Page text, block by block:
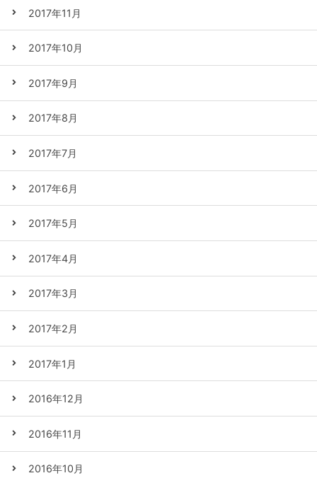
2017年11月
2017年10月
2017年9月
2017年8月
2017年7月
2017年6月
2017年5月
2017年4月
2017年3月
2017年2月
2017年1月
2016年12月
2016年11月
2016年10月